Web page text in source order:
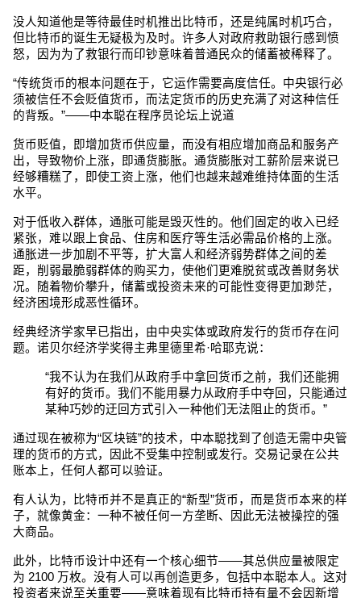
没人知道他是等待最佳时机推出比特币，还是纯属时机巧合，
但比特币的诞生无疑极为及时。许多人对政府救助银行感到愤
怒，因为为了救银行而印钞意味着普通民众的储蓄被稀释了。
“传统货币的根本问题在于，它运作需要高度信任。中央银行必
须被信任不会贬值货币，而法定货币的历史充满了对这种信任
的背叛。”——中本聪在程序员论坛上说道
货币贬值，即增加货币供应量，而没有相应增加商品和服务产
出，导致物价上涨，即通货膨胀。通货膨胀对工薪阶层来说已
经够糟糕了，即使工资上涨，他们也越来越难维持体面的生活
水平。
对于低收入群体，通胀可能是毁灭性的。他们固定的收入已经
紧张，难以跟上食品、住房和医疗等生活必需品价格的上涨。
通胀进一步加剧不平等，扩大富人和经济弱势群体之间的差
距，削弱最脆弱群体的购买力，使他们更难脱贫或改善财务状
况。随着物价攀升，储蓄或投资未来的可能性变得更加渺茫，
经济困境形成恶性循环。
经典经济学家早已指出，由中央实体或政府发行的货币存在问
题。诺贝尔经济学奖得主弗里德里希·哈耶克说：
“我不认为在我们从政府手中拿回货币之前，我们还能拥
有好的货币。我们不能用暴力从政府手中夺回，只能通过
某种巧妙的迂回方式引入一种他们无法阻止的货币。”
通过现在被称为“区块链”的技术，中本聪找到了创造无需中央管
理的货币的方式，因此不受集中控制或发行。交易记录在公共
账本上，任何人都可以验证。
有人认为，比特币并不是真正的“新型”货币，而是货币本来的样
子，就像黄金：一种不被任何一方垄断、因此无法被操控的强
大商品。
此外，比特币设计中还有一个核心细节——其总供应量被限定
为 2100 万枚。没有人可以再创造更多，包括中本聪本人。这对
投资者来说至关重要——意味着现有比特币持有量不会因新增